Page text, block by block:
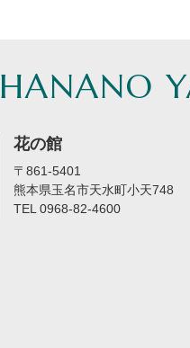
HANANO
花の館
〒861-5401
熊本県玉名市天水町小天748
TEL 0968-82-4600